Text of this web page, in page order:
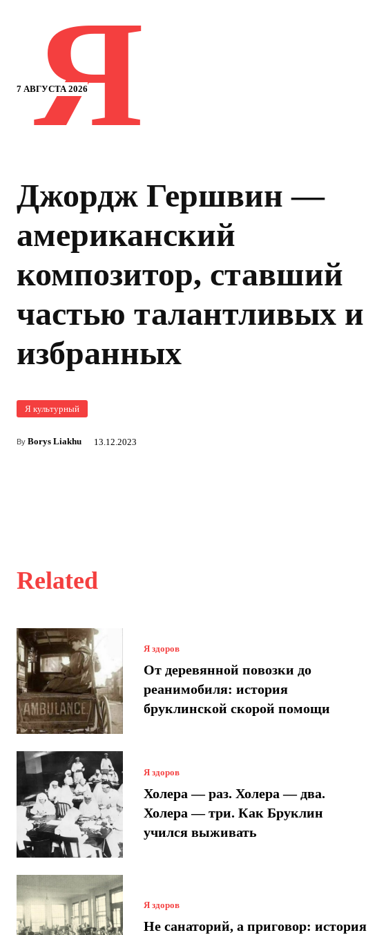
7 АВГУСТА 2026
Я
Джордж Гершвин —
американский
композитор, ставший
частью талантливых и
избранных
Я культурный
By Borys Liakhu 13.12.2023
Related
Я здоров
От деревянной повозки до
реанимобиля: история
бруклинской скорой помощи
Я здоров
Холера — раз. Холера — два.
Холера — три. Как Бруклин
учился выживать
Я здоров
Не санаторий, а приговор: история